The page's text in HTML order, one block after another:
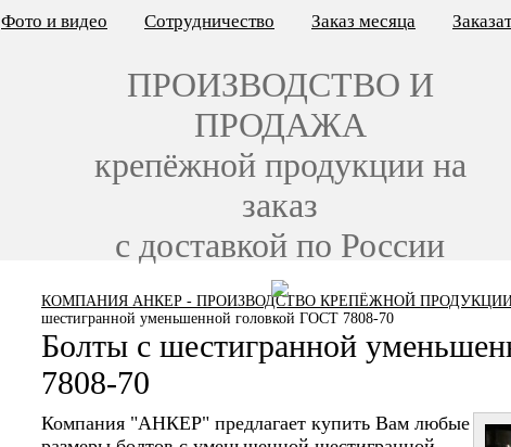
КОМПАНИЯ АНКЕР - ПРОИЗВОДСТВО КРЕПЁЖНОЙ
шестигранной уменьшенной головкой ГОСТ 7808-70
Болты с шестигранной
7808-70
Компания "АНКЕР" предлагает купить Вам любые
Фото и видео Сотрудничество Заказ месяца
ПРОИЗВОДСТВО И
ПРОДАЖА
крепёжной продукции на
заказ
с доставкой по России